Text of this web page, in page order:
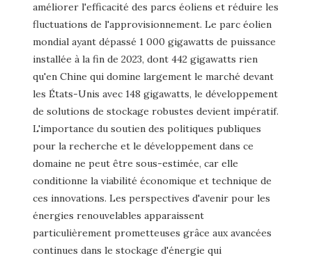
améliorer l'efficacité des parcs éoliens et réduire les
fluctuations de l'approvisionnement. Le parc éolien
mondial ayant dépassé 1 000 gigawatts de puissance
installée à la fin de 2023, dont 442 gigawatts rien
qu'en Chine qui domine largement le marché devant
les États-Unis avec 148 gigawatts, le développement
de solutions de stockage robustes devient impératif.
L'importance du soutien des politiques publiques
pour la recherche et le développement dans ce
domaine ne peut être sous-estimée, car elle
conditionne la viabilité économique et technique de
ces innovations. Les perspectives d'avenir pour les
énergies renouvelables apparaissent
particulièrement prometteuses grâce aux avancées
continues dans le stockage d'énergie qui